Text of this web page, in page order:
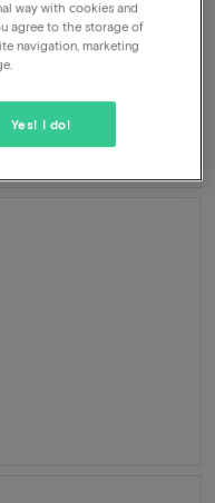
Bekijk
way with cookies and
agree to the storage of
navigation, marketing
Yes! I do!